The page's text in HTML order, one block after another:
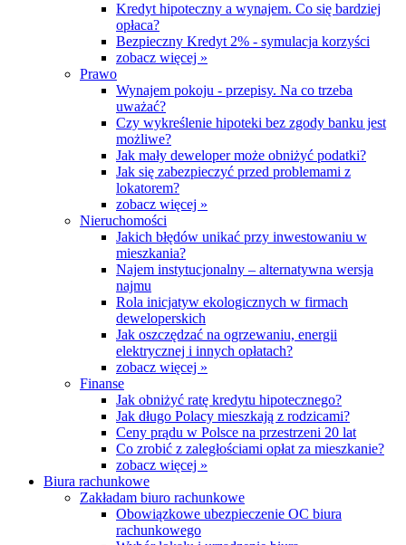
Kredyt hipoteczny a wynajem. Co się bardziej
opłaca?
Bezpieczny Kredyt 2% - symulacja korzyści
zobacz więcej »
Prawo
Wynajem pokoju - przepisy. Na co trzeba
uważać?
Czy wykreślenie hipoteki bez zgody banku jest
możliwe?
Jak mały deweloper może obniżyć podatki?
Jak się zabezpieczyć przed problemami z
lokatorem?
zobacz więcej »
Nieruchomości
Jakich błędów unikać przy inwestowaniu w
mieszkania?
Najem instytucjonalny – alternatywna wersja
najmu
Rola inicjatyw ekologicznych w firmach
deweloperskich
Jak oszczędzać na ogrzewaniu, energii
elektrycznej i innych opłatach?
zobacz więcej »
Finanse
Jak obniżyć ratę kredytu hipotecznego?
Jak długo Polacy mieszkają z rodzicami?
Ceny prądu w Polsce na przestrzeni 20 lat
Co zrobić z zaległościami opłat za mieszkanie?
zobacz więcej »
Biura rachunkowe
Zakładam biuro rachunkowe
Obowiązkowe ubezpieczenie OC biura
rachunkowego